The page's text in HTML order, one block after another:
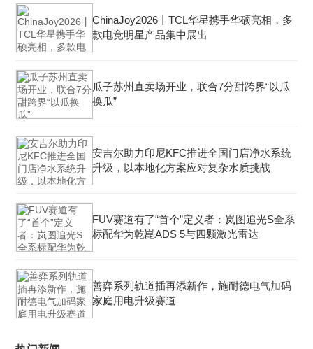
ChinaJoy2026丨TCL华星携手华硕亮相，多
款电竞明星产品集中展出
瓜子苏州直卖场开业，联合7分甜跨界“以瓜
换瓜”
安吉尔助力印尼KFC推进全国门店净水系统
升级，以本地化方案应对复杂水质挑战
FUV赛道有了“首个”定义者：岚图追光S全系
标配华为乾崑ADS 5与四颗激光雷达
善弈系列轨道插再添新作，施耐德电气加码
家庭用电升级赛道